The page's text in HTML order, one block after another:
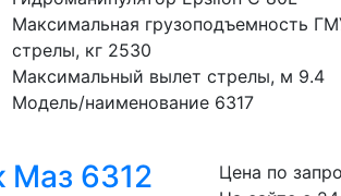
Максимальная грузоподъемность
стрелы, кг 2530
Максимальный вылет стрелы, м 9.4
Модель/наименование 6317
Маз 6312
Цена по